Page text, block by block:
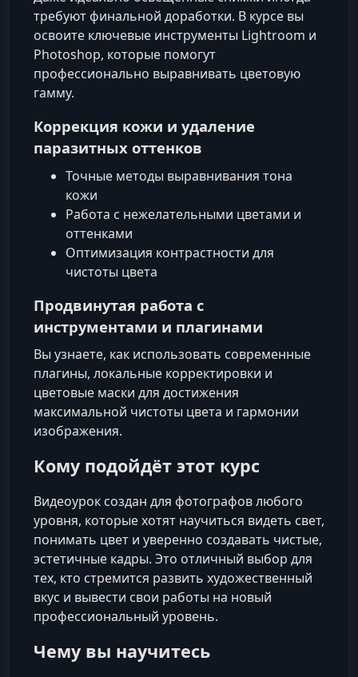
требуют финальной доработки. В курсе вы
освоите ключевые инструменты Lightroom и
Photoshop, которые помогут
профессионально выравнивать цветовую
гамму.
Коррекция кожи и удаление
паразитных оттенков
Точные методы выравнивания тона
кожи
Работа с нежелательными цветами и
оттенками
Оптимизация контрастности для
чистоты цвета
Продвинутая работа с
инструментами и плагинами
Вы узнаете, как использовать современные
плагины, локальные корректировки и
цветовые маски для достижения
максимальной чистоты цвета и гармонии
изображения.
Кому подойдёт этот курс
Видеоурок создан для фотографов любого
уровня, которые хотят научиться видеть свет,
понимать цвет и уверенно создавать чистые,
эстетичные кадры. Это отличный выбор для
тех, кто стремится развить художественный
вкус и вывести свои работы на новый
профессиональный уровень.
Чему вы научитесь